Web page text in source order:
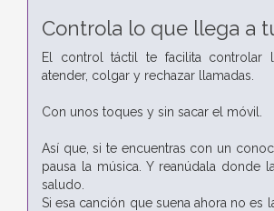
Controla lo que llega a
El control táctil te facilita
atender, colgar y rechazar llamadas.
Con unos toques y sin sacar el móvil.
Así que, si te encuentras con un
pausa la música. Y reanúdala donde
saludo.
Si esa canción que suena ahora no es